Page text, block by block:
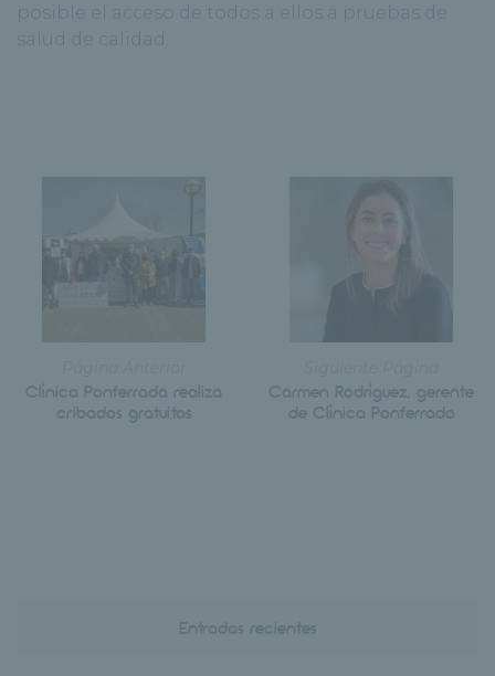
posible el acceso de todos a ellos a pruebas de
salud de calidad.
Clínica Ponferrada realiza
cribados gratuitos
Carmen Rodríguez, gerente
de Clínica Ponferrada